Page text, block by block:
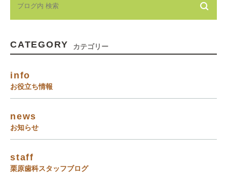
CATEGORY カテゴリー
info
お役立ち情報
news
お知らせ
staff
栗原歯科スタッフブログ